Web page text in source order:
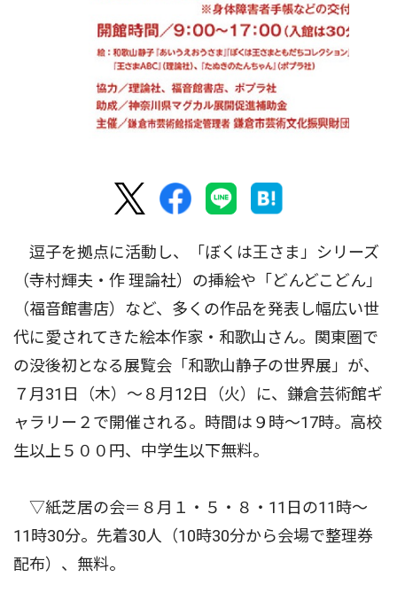
逗子を拠点に活動し、「ぼくは王さま」シリーズ
（寺村輝夫・作 理論社）の挿絵や「どんどこどん」
（福音館書店）など、多くの作品を発表し幅広い世
代に愛されてきた絵本作家・和歌山さん。関東圏で
の没後初となる展覧会「和歌山静子の世界展」が、
７月31日（木）〜８月12日（火）に、鎌倉芸術館ギ
ャラリー２で開催される。時間は９時〜17時。高校
生以上５００円、中学生以下無料。
▽紙芝居の会＝８月１・５・８・11日の11時〜
11時30分。先着30人（10時30分から会場で整理券
配布）、無料。